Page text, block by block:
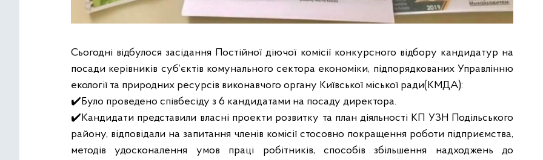
Сьогодні відбулося засідання Постійної діючої комісії конкурсного відбору кандидатур на
посади керівників суб‘єктів комунального сектора економіки, підпорядкованих Управлінню
екології та природних ресурсів виконавчого органу Київської міської ради(КМДА):
✔️Було проведено співбесіду з 6 кандидатами на посаду директора.
✔️Кандидати представили власні проекти розвитку та план діяльності КП УЗН Подільського
району, відповідали на запитання членів комісії стосовно покращення роботи підприємства,
методів удосконалення умов праці робітників, способів збільшення надходжень до